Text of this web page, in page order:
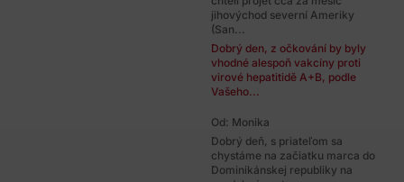
jihovýchod severní Ameriky
(San...
Dobrý den, z očkování by byly
vhodné alespoň vakcíny proti
virové hepatitidě A+B, podle
Vašeho...
Od: Monika
Dobrý deň, s priateľom sa
chystáme na začiatku marca do
Dominikánskej republiky na